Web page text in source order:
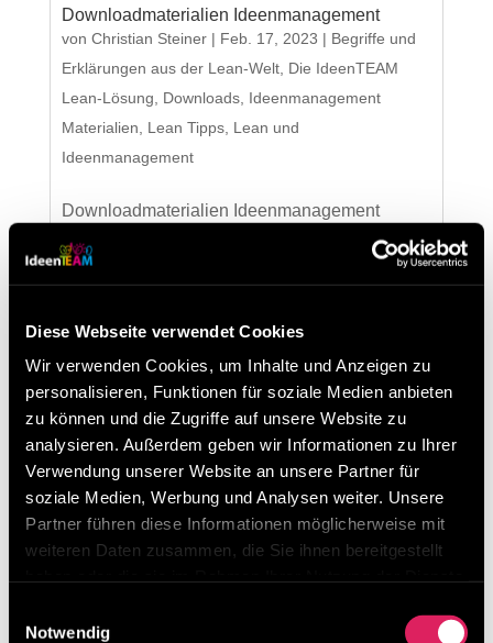
Diese Webseite verwendet Cookies
Wir verwenden Cookies, um Inhalte und Anzeigen zu
personalisieren, Funktionen für soziale Medien anbieten
zu können und die Zugriffe auf unsere Website zu
analysieren. Außerdem geben wir Informationen zu Ihrer
Verwendung unserer Website an unsere Partner für
soziale Medien, Werbung und Analysen weiter. Unsere
Partner führen diese Informationen möglicherweise mit
weiteren Daten zusammen, die Sie ihnen bereitgestellt
Notwendig
Downloadmaterialien Ideenmanagement
von Christian Steiner| Feb. 17, 2023 | Begriffe und
Erklärungen aus der Lean-Welt, Die IdeenTEAM
Lean-Lösung
Downloads, Ideenmanagement
Materialien
Lean Tipps, Lean und
Ideenmanagement
Downloadmaterialien Ideenmanagement
Unsere Downloadmaterialien mit Einführung in
das Ideenmanagement, Anleitungen, Vorlagen,
haben wir Ihnen hier zusammen gefasst.
Broschüren und Infofolder 0 Downloads Ideen-
Management...
Neueste Beiträge
Besuchen Sie uns beim Lean Around the Clock
von 11. – 13. März 2026 in Mannheim
Unser Ideenmanagement-Tool erklärt in 3 Minuten